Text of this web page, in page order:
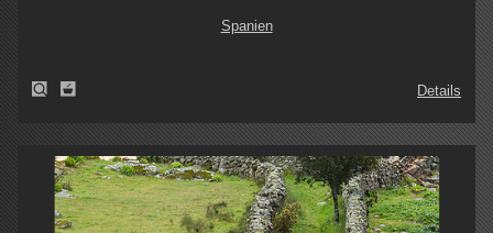
Spanien
Details